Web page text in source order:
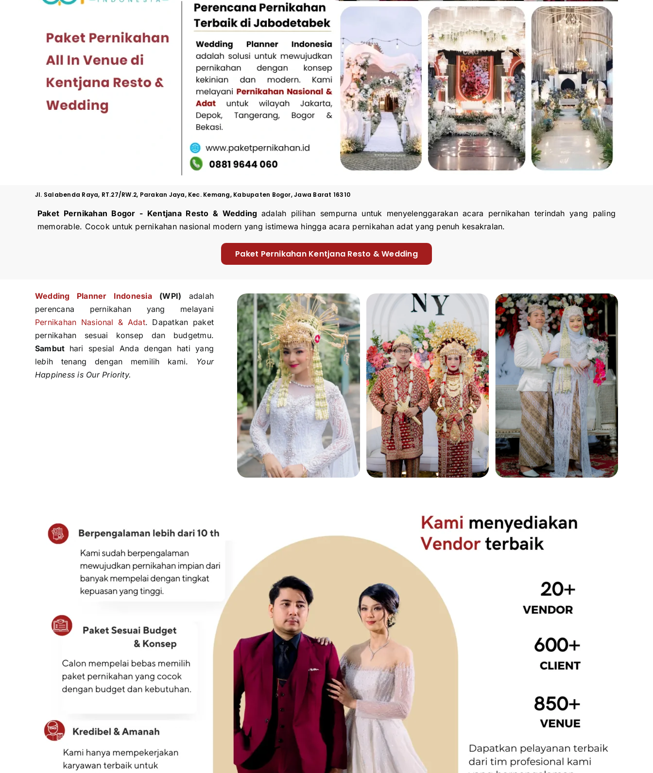
Jl. Salabenda Raya, RT.27/RW.2, Parakan Jaya, Kec. Kemang, Kabupaten Bogor, Jawa Barat 16310
Paket Pernikahan Bogor - Kentjana Resto & Wedding adalah pilihan sempurna untuk menyelenggarakan acara pernikahan terindah yang paling
memorable. Cocok untuk pernikahan nasional modern yang istimewa hingga acara pernikahan adat yang penuh kesakralan.
Paket Pernikahan Kentjana Resto & Wedding
Wedding Planner Indonesia (WPI) adalah
perencana pernikahan yang melayani
Pernikahan Nasional & Adat. Dapatkan paket
pernikahan sesuai konsep dan budgetmu.
Sambut hari spesial Anda dengan hati yang
lebih tenang dengan memilih kami. Your
Happiness is Our Priority.